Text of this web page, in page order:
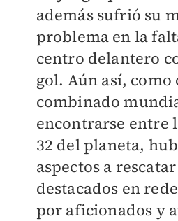
además sufrió su
problema en la
centro delantero
gol. Aún así,
combinado
encontrarse entre
32 del planeta,
aspectos a
destacados en
por aficionados y